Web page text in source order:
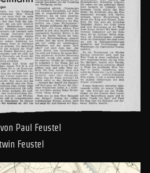
Paul Feustel
Feustel